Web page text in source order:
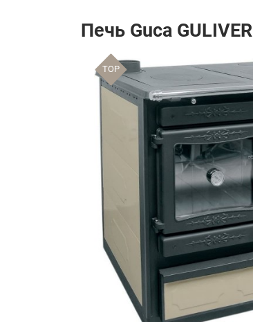
Печь Guca GULIVER
TOP